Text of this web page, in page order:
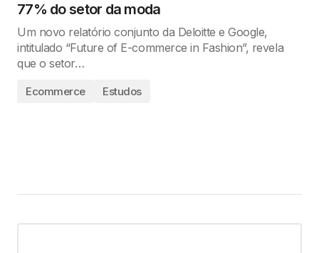
77% do setor da moda
Um novo relatório conjunto da Deloitte e Google,
intitulado “Future of E-commerce in Fashion”, revela
que o setor…
Ecommerce Estudos